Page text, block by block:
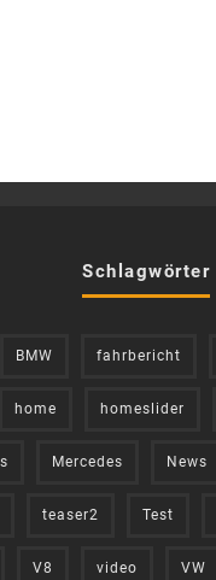
Schlagwörter
BMW fahrbericht
home homeslider
Mercedes News
teaser2 Test
V8 video VW